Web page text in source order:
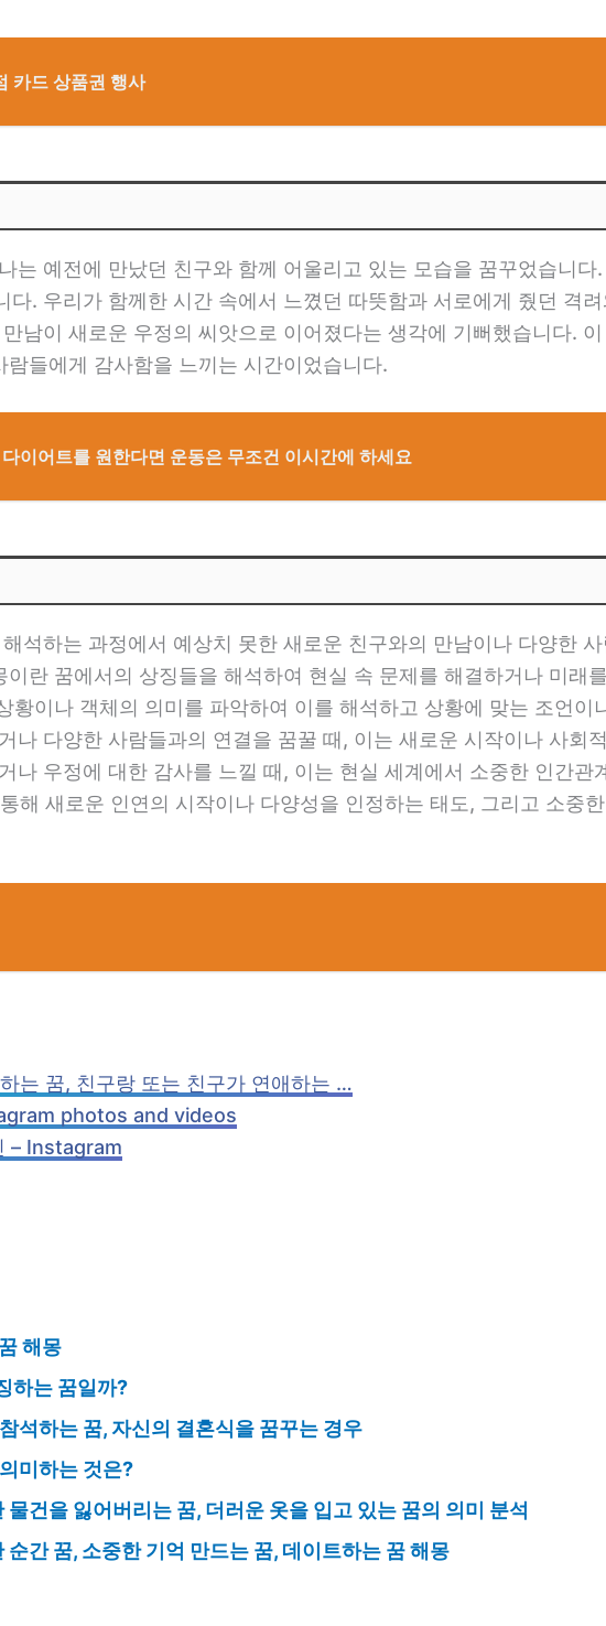
카드 상품권 행사
는 예전에 만났던 친구와 함께 어울리고 있는 모습을 꿈꾸었습니
다. 우리가 함께한 시간 속에서 느꼈던 따뜻함과 서로에게 줬던 격
남이 새로운 우정의 씨앗으로 이어졌다는 생각에 기뻐했습니다.
들에게 감사함을 느끼는 시간이었습니다.
이어트를 원한다면 운동은 무조건 이시간에 하세요
석하는 과정에서 예상치 못한 새로운 친구와의 만남이나 다양한
란 꿈에서의 상징들을 해석하여 현실 속 문제를 해결하거나 미래
황이나 객체의 의미를 파악하여 이를 해석하고 상황에 맞는 조언이
나 다양한 사람들과의 연결을 꿈꿀 때, 이는 새로운 시작이나 사회
나 우정에 대한 감사를 느낄 때, 이는 현실 세계에서 소중한 인간관
해 새로운 인연의 시작이나 다양성을 인정하는 태도, 그리고 소중
는 꿈, 친구랑 또는 친구가 연애하는 …
photos and videos
– Instagram
해몽
하는 꿈일까?
석하는 꿈, 자신의 결혼식을 꿈꾸는 경우
미하는 것은?
건을 잃어버리는 꿈, 더러운 옷을 입고 있는 꿈의 의미 분석
간 꿈, 소중한 기억 만드는 꿈, 데이트하는 꿈 해몽